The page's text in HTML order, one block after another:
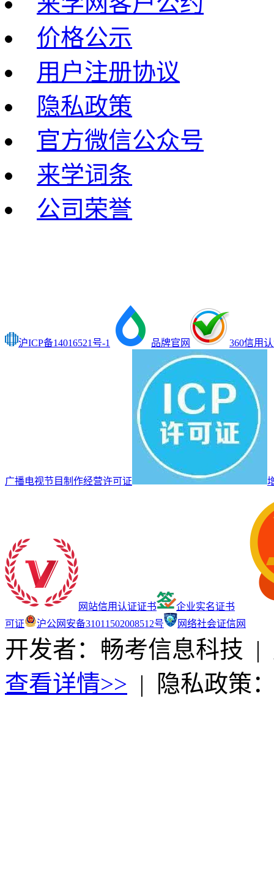
价格公示
用户注册协议
隐私政策
官方微信公众号
来学词条
公司荣誉
沪ICP备14016521号-1 品牌官网 360信用
广播电视节目制作经营许可证
网站信用认证证书
企业实名证书
可证
沪公网安备31011502008512号 网络社会证信网
开发者：畅考信息科技 |
查看详情>> | 隐私政策